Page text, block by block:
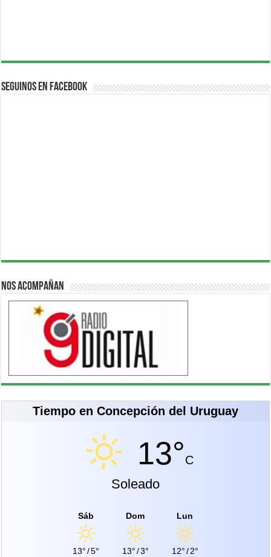
Seguinos en Facebook
Nos acompañan
Tiempo en Concepción del Uruguay
13°C
Soleado
Sáb
13°/5°
Dom
13°/3°
Lun
12°/2°